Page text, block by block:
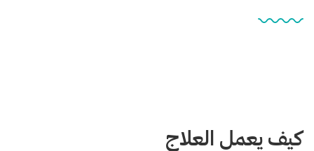
كيف يعمل العلاج